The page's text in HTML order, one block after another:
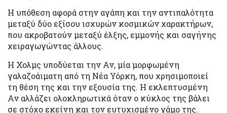
Η υπόθεση αφορά στην αγάπη και την αντιπαλότητα
μεταξύ δύο εξίσου ισχυρών κοσμικών χαρακτήρων,
που ακροβατούν μεταξύ έλξης, εμμονής και σαγήνης
χειραγωγώντας άλλους.
Η Χολμς υποδύεται την Αν, μία μορφωμένη
γαλαζοάιματη από τη Νέα Υόρκη, που χρησιμοποιεί
τη θέση της και την εξουσία της. Η εκλεπτυσμένη
Αν αλλάζει ολοκληρωτικά όταν ο κύκλος της βάλει
σε στόχο εκείνη και τον ευτυχισμένο γάμο της.